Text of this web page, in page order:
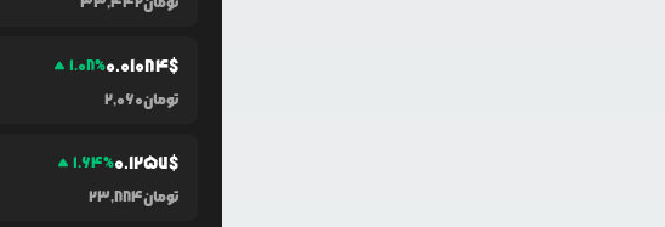
1.08%0.01084$
2,060تومان
1.64%0.1257$
23,884تومان